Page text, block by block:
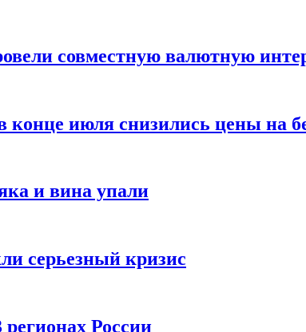
совместную валютную
конце июля снизились цены на
и вина упали
серьезный кризис
России